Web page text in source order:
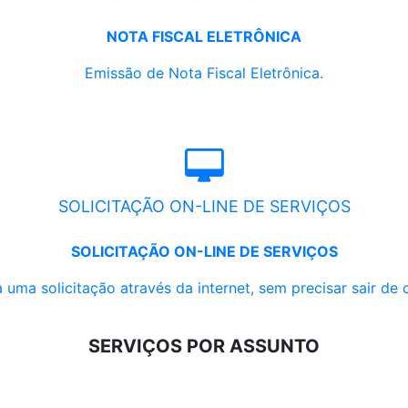
NOTA FISCAL ELETRÔNICA
Emissão de Nota Fiscal Eletrônica.
SOLICITAÇÃO ON-LINE DE SERVIÇOS
SOLICITAÇÃO ON-LINE DE SERVIÇOS
uma solicitação através da internet, sem precisar sair de
SERVIÇOS POR ASSUNTO